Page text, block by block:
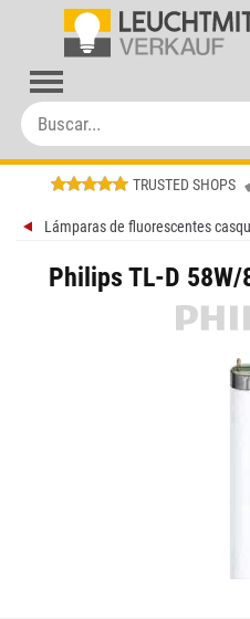
TRUSTED SHOPS
Lámparas de fluorescentes
Philips TL-D